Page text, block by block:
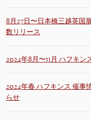
8月27日〜日本橋三越英国
数リリース
2024年8月〜11月 ハフキン
2024年春 ハフキンス 催事
らせ